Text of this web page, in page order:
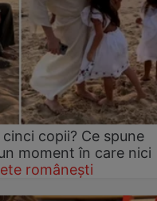
copii? Ce spune
moment în care nici
românești